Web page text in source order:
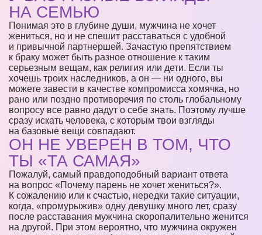
НА СЕМЬЮ
Понимая это в глубине души, мужчина не хочет
жениться, но и не спешит расставаться с удобной
и привычной партнершей. Зачастую препятствием
к браку может быть разное отношение к таким
серьезным вещам, как религия или дети. Если ты
хочешь троих наследников, а он — ни одного, вы
можете завести в качестве компромисса хомячка, но
рано или поздно противоречия по столь глобальному
вопросу все равно дадут о себе знать. Поэтому лучше
сразу искать человека, с которым твои взгляды
на базовые вещи совпадают.
ОН НЕ УВЕРЕН В ТОМ, ЧТО
ТЫ «ТА САМАЯ»
Пожалуй, самый правдоподобный вариант ответа
на вопрос «Почему парень не хочет жениться?».
К сожалению или к счастью, нередки такие ситуации,
когда, «промурыжив» одну девушку много лет, сразу
после расставания мужчина скоропалительно женится
на другой. При этом вероятно, что мужчина окружен